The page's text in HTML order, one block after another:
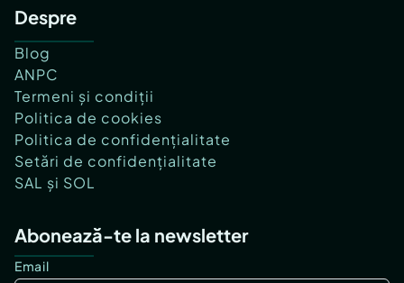
Despre
Blog
ANPC
Termeni și condiții
Politica de cookies
Politica de confidențialitate
Setări de confidențialitate
SAL și SOL
Abonează-te la newsletter
Email